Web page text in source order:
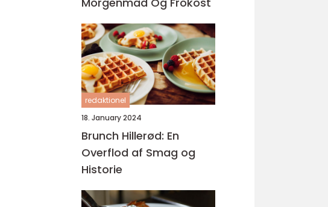
redaktionel
18. January 2024
Brunch Hillerød: En
Overflod af Smag og
Historie